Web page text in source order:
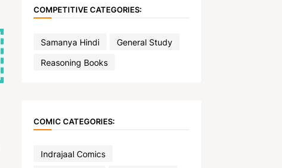
COMPETITIVE CATEGORIES:
Samanya Hindi
General Study
Reasoning Books
COMIC CATEGORIES:
Indrajaal Comics